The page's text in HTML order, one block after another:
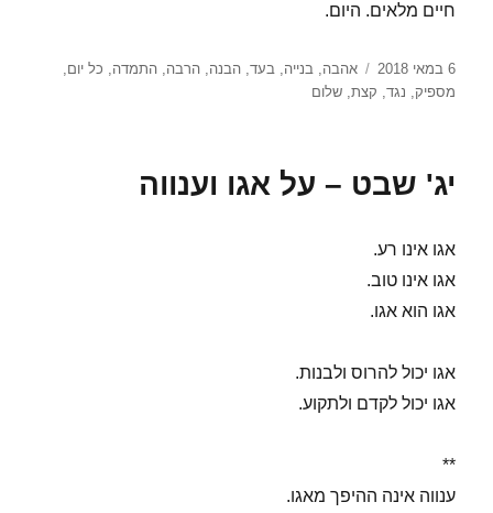
חיים מלאים. היום.
פורסם
בתאריך
6 במאי 2018 תגיות
אהבה,בנייה,בעד,הבנה,הרבה,התמדה, כל יום,
מספיק, נגד, קצת,שלום
יג' שבט – על אגו וענווה
אגו אינו רע.
אגו אינו טוב.
אגו הוא אגו.
אגו יכול להרוס ולבנות.
אגו יכול לקדם ולתקוע.
**
ענווה אינה ההיפך מאגו.